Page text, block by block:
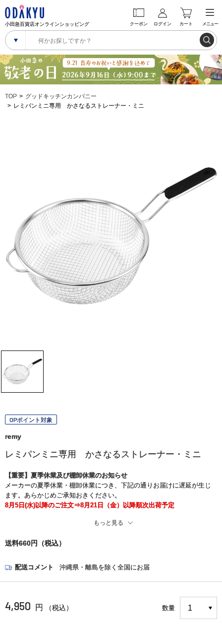
小田急百貨店オンラインショッピング クーポン ログイン カート メニュー
TOP
グッドキッチンカンパニー
レミパンミニ専用 かさなるストレーナー・ミニ
OPポイント対象
remy
レミパンミニ専用 かさなるストレーナー・ミニ
【重要】夏季休業及び棚卸休業のお知らせ
メーカーの夏季休業・棚卸休業につき、下記の通りお届けに遅延が生じ
ます。あらかじめご承知おきください。
8月5日(水)以降のご注文⇒8月21日（金）以降順次出荷予定
※また、現在、一部の地域でお荷物のお届け中止と遅れが生じておりま
お客さまには大変ご迷惑をお掛けいたしますが、何卒ご了承くださいま
＜詳細はこちら＞
もっと見る
送料660円（税込）
配送コメント 沖縄県・離島を除く全国にお届
4,950 円 （税込） 数量